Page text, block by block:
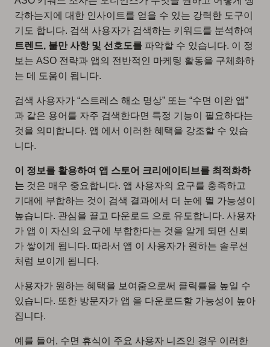
각하는지에 대한 인사이트를 얻을 수 있는 강력한 도구이
기도 합니다. 검색 사용자가 검색하는 키워드를 분석하여
트렌드, 불만 사항 및 선호도를 파악할 수 있습니다. 이 정
보는 ASO 전략과 앱의 전반적인 마케팅 활동을 구체화하
는 데 도움이 됩니다.
검색 사용자가 “스트레스 해소 명상” 또는 “수면 이완 앱”
과 같은 용어를 자주 검색한다면 특정 기능이 필요하다는
것을 의미합니다. 앱 에서 이러한 혜택을 강조할 수 있습
니다.
이 정보를 활용하여 앱 스토어 크리에이티브를 최적화하
는 것은 매우 중요합니다. 앱 사용자의 요구를 충족하고
기대에 부합하는 것이 검색 결과에서 더 눈에 띌 가능성이
높습니다. 관심을 끌고 다운로드 으로 유도합니다. 사용자
가 앱 이 자신의 요구에 부합한다는 것을 알게 되면 신뢰
가 쌓이게 됩니다. 따라서 앱 이 사용자가 원하는 솔루션
처럼 보이게 됩니다.
사용자가 원하는 혜택을 보여줌으로써 클릭률을 높일 수
있습니다. 또한 방문자가 앱 을 다운로드할 가능성이 높아
집니다.
예를 들어, 수면 휴식이 주요 사용자 니즈인 경우 이러한